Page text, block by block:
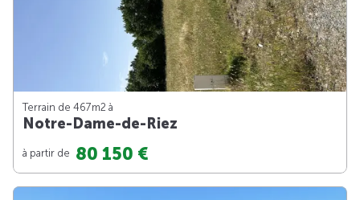
Terrain de 467m2 à
Notre-Dame-de-Riez
à partir de 80 150 €